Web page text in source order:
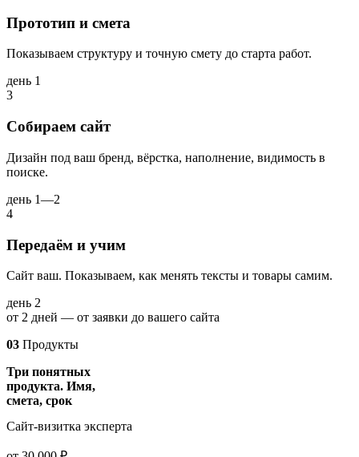
Прототип и смета
Показываем структуру и точную смету до старта работ.
день 1
3
Собираем сайт
Дизайн под ваш бренд, вёрстка, наполнение, видимость в
поиске.
день 1—2
4
Передаём и учим
Сайт ваш. Показываем, как менять тексты и товары самим.
день 2
от 2 дней — от заявки до вашего сайта
03 Продукты
Три понятных
продукта. Имя,
смета, срок
Сайт-визитка эксперта